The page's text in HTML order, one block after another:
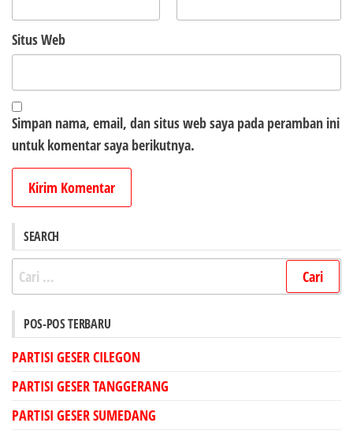
Situs Web
Simpan nama, email, dan situs web saya pada peramban ini
untuk komentar saya berikutnya.
SEARCH
Cari
untuk:
POS-POS TERBARU
PARTISI GESER CILEGON
PARTISI GESER TANGGERANG
PARTISI GESER SUMEDANG